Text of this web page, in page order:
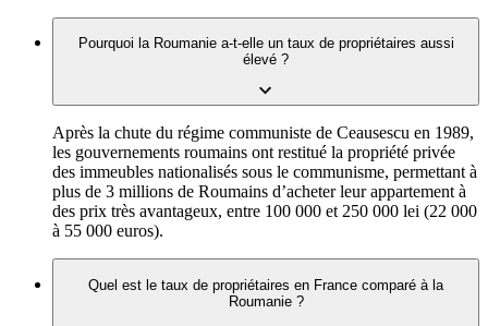
Pourquoi la Roumanie a-t-elle un taux de propriétaires aussi
élevé ?
Après la chute du régime communiste de Ceausescu en 1989,
les gouvernements roumains ont restitué la propriété privée
des immeubles nationalisés sous le communisme, permettant à
plus de 3 millions de Roumains d’acheter leur appartement à
des prix très avantageux, entre 100 000 et 250 000 lei (22 000
à 55 000 euros).
Quel est le taux de propriétaires en France comparé à la
Roumanie ?